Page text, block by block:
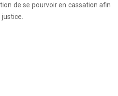
de se pourvoir en cassation afin